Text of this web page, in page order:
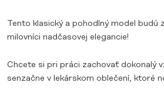
Tento klasický a pohodlný model budú
milovníci nadčasovej elegancie!
Chcete si pri práci zachovať dokonalý
senzačne v lekárskom oblečení, ktoré